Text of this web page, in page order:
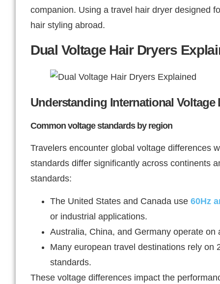
companion. Using a travel hair dryer designed
hair styling abroad.
Dual Voltage Hair Dryers
Understanding International Voltage
Common voltage standards by region
Travelers encounter global voltage differences
standards differ significantly across continents
standards:
The United States and Canada use 60Hz
or industrial applications.
Australia, China, and Germany operate on
Many european travel destinations rely on
standards.
These voltage differences impact the